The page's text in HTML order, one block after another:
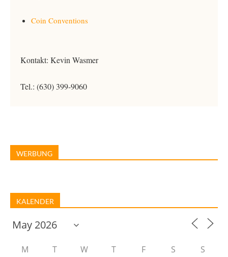
Coin Conventions
Kontakt: Kevin Wasmer
Tel.: (630) 399-9060
WERBUNG
KALENDER
M T W T F S S